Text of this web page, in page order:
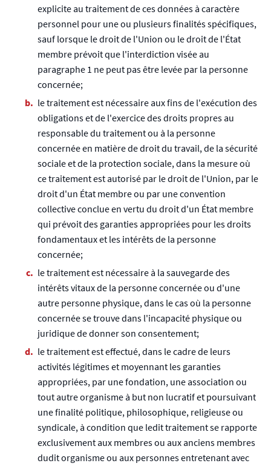
explicite au traitement de ces données à caractère
personnel pour une ou plusieurs finalités spécifiques,
sauf lorsque le droit de l'Union ou le droit de l'État
membre prévoit que l'interdiction visée au
paragraphe 1 ne peut pas être levée par la personne
concernée;
le traitement est nécessaire aux fins de l'exécution des
obligations et de l'exercice des droits propres au
responsable du traitement ou à la personne
concernée en matière de droit du travail, de la sécurité
sociale et de la protection sociale, dans la mesure où
ce traitement est autorisé par le droit de l'Union, par le
droit d'un État membre ou par une convention
collective conclue en vertu du droit d'un État membre
qui prévoit des garanties appropriées pour les droits
fondamentaux et les intérêts de la personne
concernée;
le traitement est nécessaire à la sauvegarde des
intérêts vitaux de la personne concernée ou d'une
autre personne physique, dans le cas où la personne
concernée se trouve dans l'incapacité physique ou
juridique de donner son consentement;
le traitement est effectué, dans le cadre de leurs
activités légitimes et moyennant les garanties
appropriées, par une fondation, une association ou
tout autre organisme à but non lucratif et poursuivant
une finalité politique, philosophique, religieuse ou
syndicale, à condition que ledit traitement se rapporte
exclusivement aux membres ou aux anciens membres
dudit organisme ou aux personnes entretenant avec